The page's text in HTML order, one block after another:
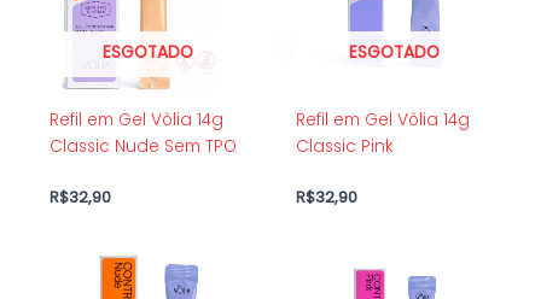
ESGOTADO
Refil em Gel Vòlia 14g
Classic Nude Sem TPO
R$32,90
ESGOTADO
Refil em Gel Vòlia 14g
Classic Pink
R$32,90